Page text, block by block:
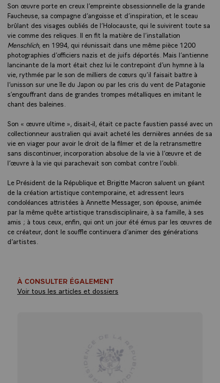
Son œuvre porte en creux l’empreinte obsessionnelle de la grande
Faucheuse, sa compagne d’angoisse et d’inspiration, et le sceau
brûlant des visages oubliés de l’Holocauste, qui le suivirent toute sa
vie comme des reliques. Il en fit la matière de l’installation
Menschlich, en 1994, qui réunissait dans une même pièce 1200
photographies d’officiers nazis et de juifs déportés. Mais l’antienne
lancinante de la mort était chez lui le contrepoint d’un hymne à la
vie, rythmée par le son de milliers de cœurs qu’il faisait battre à
l’unisson sur une île du Japon ou par les cris du vent de Patagonie
s’engouffrant dans de grandes trompes métalliques en imitant le
chant des baleines.
Son « œuvre ultime », disait-il, était ce pacte faustien passé avec un
collectionneur australien qui avait acheté les dernières années de sa
vie en viager pour avoir le droit de la filmer et de la retransmettre
sans discontinuer, incorporation absolue de la vie à l’œuvre et de
l’œuvre à la vie qui parachevait son combat contre l’oubli.
Le Président de la République et Brigitte Macron saluent un géant
de la création artistique contemporaine, et adressent leurs
condoléances attristées à Annette Messager, son épouse, animée
par la même quête artistique transdisciplinaire, à sa famille, à ses
amis ; à tous ceux, enfin, qui ont un jour été émus par les œuvres de
ce créateur, dont le souffle continuera d’animer des générations
d’artistes.
À CONSULTER ÉGALEMENT
Voir tous les articles et dossiers